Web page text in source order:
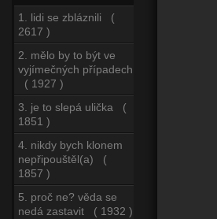
1. lidi se zbláznili (
2617 )
2. mělo by to být ve
vyjímečných případech
( 1927 )
3. je to slepá ulička (
1851 )
4. nikdy bych klonem
nepřipouštěl(a) (
1857 )
5. proč ne? věda se
nedá zastavit ( 1932 )